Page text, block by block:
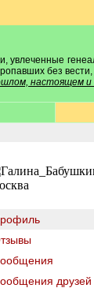
без
настоящем
друзей